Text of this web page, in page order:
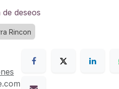
deseos
Rincon